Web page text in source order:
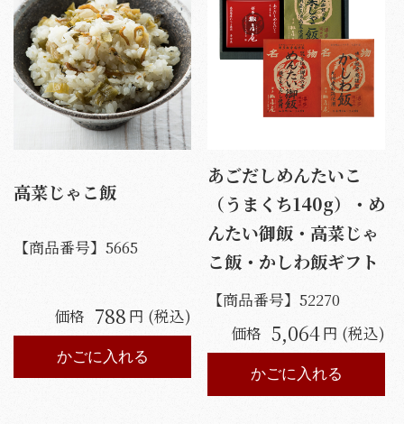
高菜じゃこ飯
【商品番号】 5665
価格 788 円 (税込)
かごに入れる
あごだしめんたいこ
（うまくち140g）・め
んたい御飯・高菜じゃ
こ飯・かしわ飯ギフト
【商品番号】52270
価格 5,064円 (税込)
かごに入れる